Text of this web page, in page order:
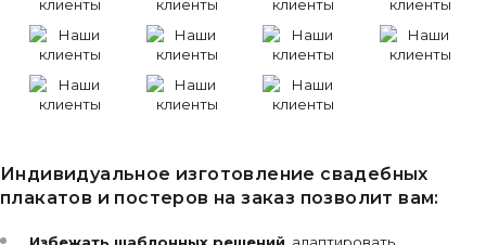
Индивидуальное изготовление свадебных
плакатов и постеров на заказ позволит вам: